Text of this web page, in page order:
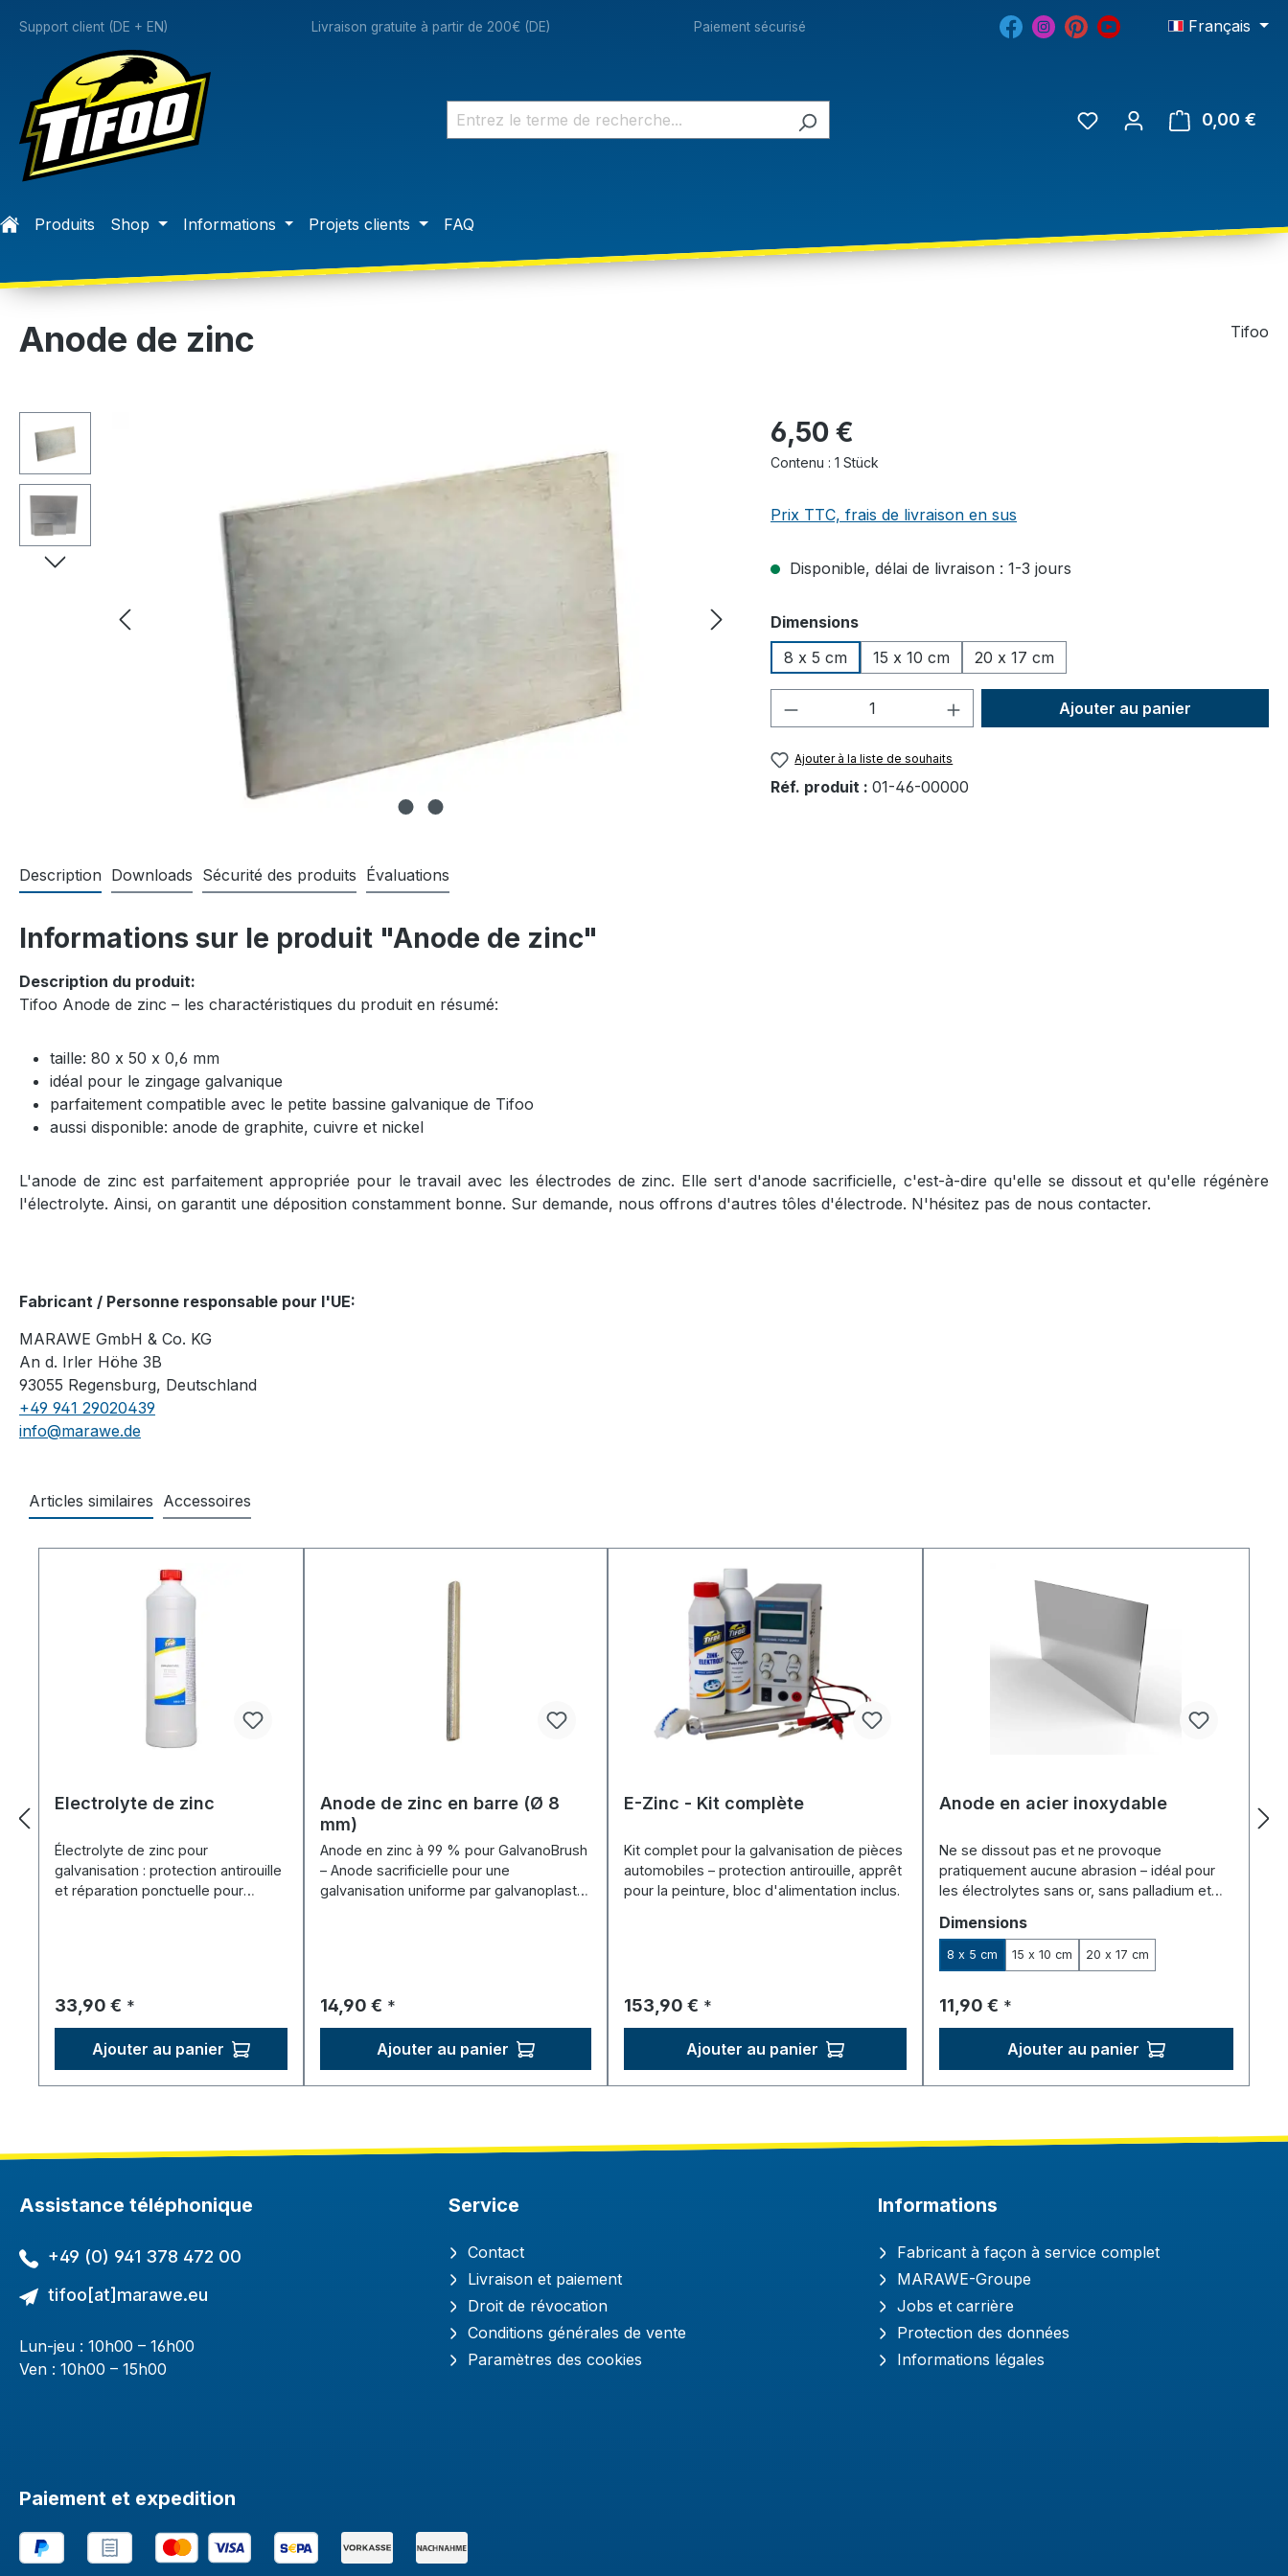
Passer à la navigation principale
Support client (DE + EN) Livraison gratuite à partir de 200€ (DE) Paiement sécurisé Français
0,00 €
Produits Shop Informations Projets clients FAQ
Anode de zinc Tifoo
Ignorer la galerie d'images 6,50 €
Contenu : 1 Stück
Prix TTC, frais de livraison en sus
Disponible, délai de livraison : 1-3 jours
Sélectionnez
Dimensions
8 x 5 cm
15 x 10 cm 20 x 17 cm
Quantité de produit : Entrez la quantité
Ajouter au panier
Ajouter à la liste de souhaits
Réf. produit : 01-46-00000
Description Downloads Sécurité des produits Évaluations
Informations sur le produit "Anode de zinc"
Description du produit:
Tifoo Anode de zinc – les charactéristiques du produit en résumé:
taille: 80 x 50 x 0,6 mm
idéal pour le zingage galvanique
parfaitement compatible avec le petite bassine galvanique de Tifoo
aussi disponible: anode de graphite, cuivre et nickel
L'anode de zinc est parfaitement appropriée pour le travail avec les électrodes de zinc. Elle sert d'anode sacrificielle, c'est-à-dire qu'elle se dissout et qu'elle régénère
l'électrolyte. Ainsi, on garantit une déposition constamment bonne. Sur demande, nous offrons d'autres tôles d'électrode. N'hésitez pas de nous contacter.
Fabricant / Personne responsable pour l'UE:
MARAWE GmbH & Co. KG
An d. Irler Höhe 3B
93055 Regensburg, Deutschland
+49 941 29020439
info@marawe.de
Articles similaires Accessoires
Electrolyte de zinc
Électrolyte de zinc pour
galvanisation : protection antirouille
et réparation ponctuelle pour
Prix régulier :
33,90 € *
Ajouter au panier
Anode de zinc en barre (Ø 8
mm)
Anode en zinc à 99 % pour GalvanoBrush
– Anode sacrificielle pour une
galvanisation uniforme par galvanoplastie
Prix régulier :
14,90 € *
Ajouter au panier
E-Zinc - Kit complète
Kit complet pour la galvanisation de pièces
automobiles – protection antirouille, apprêt
pour la peinture, bloc d'alimentation inclus.
Prix régulier :
153,90 € *
Ajouter au panier
Anode en acier inoxydable
Ne se dissout pas et ne provoque
pratiquement aucune abrasion – idéal pour
les électrolytes sans or, sans palladium et
Sélectionnez
Dimensions
8 x 5 cm 15 x 10 cm 20 x 17 cm
Prix régulier :
11,90 € *
Ajouter au panier
Assistance téléphonique
+49 (0) 941 378 472 00
tifoo[at]marawe.eu
Lun-jeu : 10h00 – 16h00
Ven : 10h00 – 15h00
Service
Contact
Livraison et paiement
Droit de révocation
Conditions générales de vente
Paramètres des cookies
Informations
Fabricant à façon à service complet
MARAWE-Groupe
Jobs et carrière
Protection des données
Informations légales
Paiement et expedition